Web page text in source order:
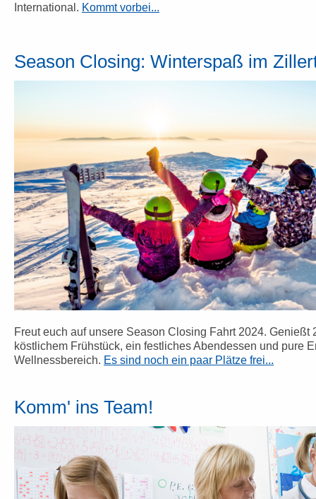
International. Kommt vorbei...
Season Closing: Winterspaß im
Freut euch auf unsere Season Closing Fahrt 2024. Genießt
köstlichem Frühstück, ein festliches Abendessen und pure
Wellnessbereich. Es sind noch ein paar Plätze frei...
Komm' ins Team!